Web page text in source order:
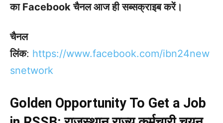
का Facebook चैनल आज ही सब्सक्राइब करें।
चैनल
लिंक: https://www.facebook.com/ibn24new
snetwork
Golden Opportunity To Get a Job